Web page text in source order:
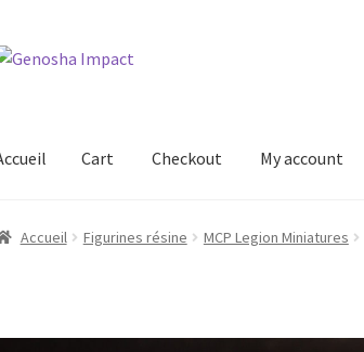
Cart Checkout My account
Accueil Cart Checkout My account Shop Wishlist
Accueil Figurines résine MCP Legion Miniatures